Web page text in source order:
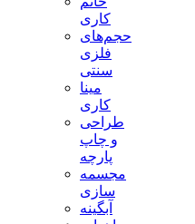
کاری
حجم‌های
فلزی
سنتی
مینا
کاری
طراحی
و چاپ
پارچه
مجسمه
سازی
آبگینه